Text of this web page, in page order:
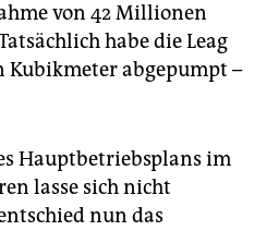
von 42 Millionen
habe die Leag
Kubikmeter abgepumpt –
Hauptbetriebsplans im
lasse sich nicht
nun das